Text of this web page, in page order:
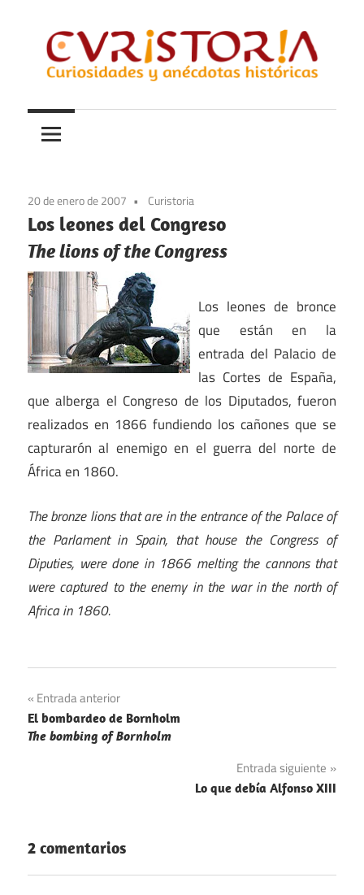
contenido
Curistoria
y
anécdotas
historia
20 de enero de 2007 Curistoria
Los leones del Congreso
The lions of the Congress
Los leones de bronce
que están en la
entrada del Palacio de
las Cortes de España,
que alberga el Congreso de los Diputados, fueron
realizados en 1866 fundiendo los cañones que se
capturarón al enemigo en el guerra del norte de
África en 1860.
The bronze lions that are in the entrance of the Palace of
the Parlament in Spain, that house the Congress of
Diputies, were done in 1866 melting the cannons that
were captured to the enemy in the war in the north of
Africa in 1860.
Navegación
de
Entrada anterior
El bombardeo de Bornholm
The bombing of Bornholm
Entrada siguiente
Lo que debía Alfonso XIII
2 comentarios